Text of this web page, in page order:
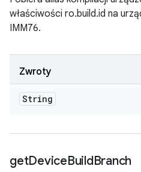
właściwości ro.build.id na
IMM76.
Zwroty
String
getDeviceBuildBranch